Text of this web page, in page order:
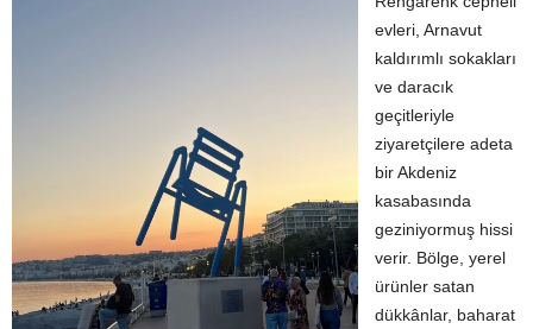
evleri, Arnavut
kaldırımlı sokakları
ve daracık
geçitleriyle
ziyaretçilere adeta
bir Akdeniz
kasabasında
geziniyormuş hissi
verir. Bölge, yerel
ürünler satan
dükkânlar, baharat